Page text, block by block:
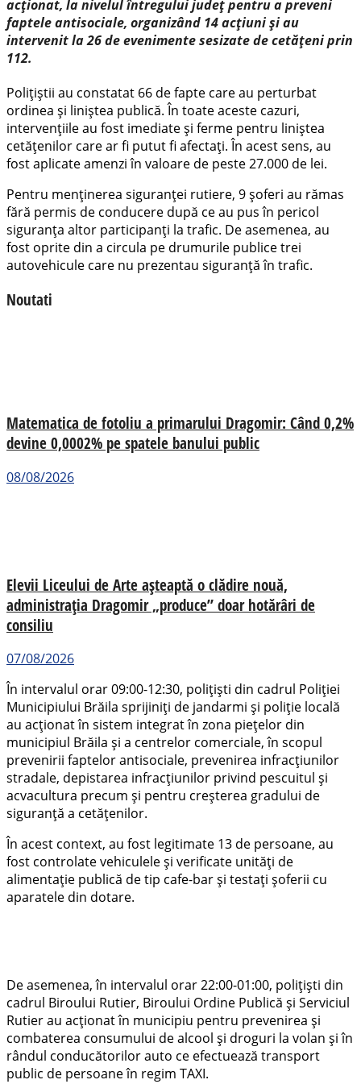
acționat, la nivelul întregului județ pentru a preveni
faptele antisociale, organizând 14 acțiuni și au
intervenit la 26 de evenimente sesizate de cetățeni prin
112.
Polițiștii au constatat 66 de fapte care au perturbat
ordinea și liniștea publică. În toate aceste cazuri,
intervențiile au fost imediate și ferme pentru liniștea
cetățenilor care ar fi putut fi afectați. În acest sens, au
fost aplicate amenzi în valoare de peste 27.000 de lei.
Pentru menținerea siguranței rutiere, 9 șoferi au rămas
fără permis de conducere după ce au pus în pericol
siguranța altor participanți la trafic. De asemenea, au
fost oprite din a circula pe drumurile publice trei
autovehicule care nu prezentau siguranță în trafic.
Noutati
Matematica de fotoliu a primarului Dragomir: Când 0,2%
devine 0,0002% pe spatele banului public
08/08/2026
Elevii Liceului de Arte așteaptă o clădire nouă,
administrația Dragomir „produce” doar hotărâri de
consiliu
07/08/2026
În intervalul orar 09:00-12:30, polițiști din cadrul Poliției
Municipiului Brăila sprijiniți de jandarmi și poliție locală
au acționat în sistem integrat în zona piețelor din
municipiul Brăila și a centrelor comerciale, în scopul
prevenirii faptelor antisociale, prevenirea infracțiunilor
stradale, depistarea infracțiunilor privind pescuitul și
acvacultura precum și pentru creșterea gradului de
siguranță a cetățenilor.
În acest context, au fost legitimate 13 de persoane, au
fost controlate vehiculele și verificate unități de
alimentație publică de tip cafe-bar și testați șoferii cu
aparatele din dotare.
De asemenea, în intervalul orar 22:00-01:00, polițiști din
cadrul Biroului Rutier, Biroului Ordine Publică și Serviciul
Rutier au acționat în municipiu pentru prevenirea și
combaterea consumului de alcool și droguri la volan și în
rândul conducătorilor auto ce efectuează transport
public de persoane în regim TAXI.